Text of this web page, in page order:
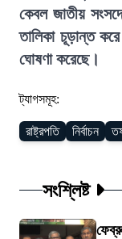
কেবল জাতীয়
তালিকা চূড়ান্ত করে
ঘোষণা করেছে।
ট্যাগসমূহ:
রাষ্ট্রপতি নির্বাচন
সংশ্লিষ্ট